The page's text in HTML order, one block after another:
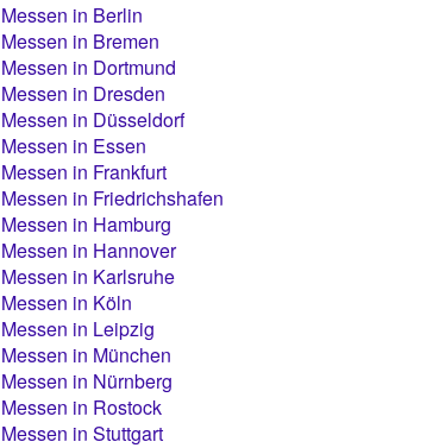
Messen in Berlin
Messen in Bremen
Messen in Dortmund
Messen in Dresden
Messen in Düsseldorf
Messen in Essen
Messen in Frankfurt
Messen in Friedrichshafen
Messen in Hamburg
Messen in Hannover
Messen in Karlsruhe
Messen in Köln
Messen in Leipzig
Messen in München
Messen in Nürnberg
Messen in Rostock
Messen in Stuttgart